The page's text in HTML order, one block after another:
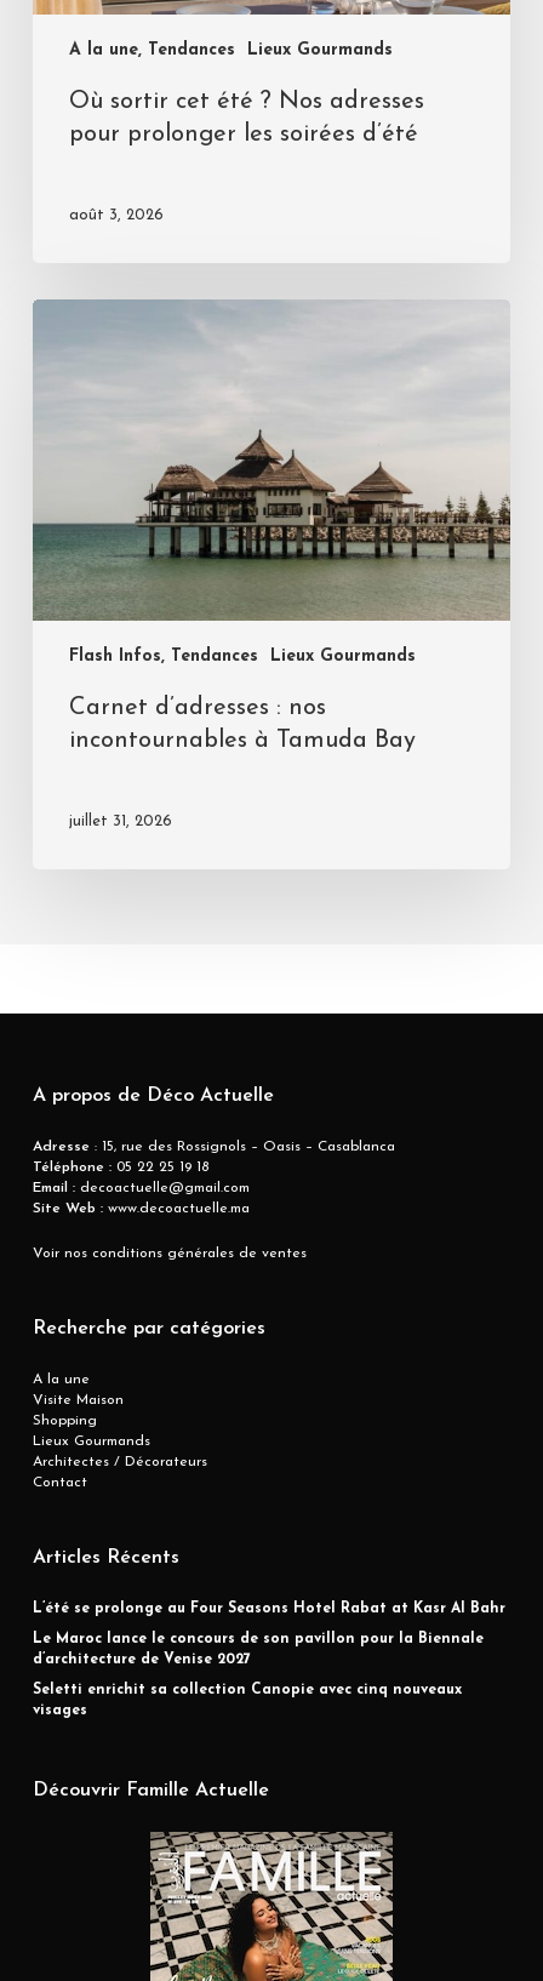
A la une, Tendances Lieux Gourmands
Où sortir cet été ? Nos adresses
pour prolonger les soirées d’été
août 3, 2026
Flash Infos, Tendances Lieux Gourmands
Carnet d’adresses : nos
incontournables à Tamuda Bay
juillet 31, 2026
A propos de Déco Actuelle
Adresse : 15, rue des Rossignols – Oasis – Casablanca
Téléphone :05 22 25 19 18
Email :decoactuelle@gmail.com
Site Web :www.decoactuelle.ma
Voir nos conditions générales de ventes
Recherche par catégories
A la une
Visite Maison
Shopping
Lieux Gourmands
Architectes / Décorateurs
Contact
Articles Récents
L’été se prolonge au Four Seasons Hotel Rabat at Kasr Al Bahr
Le Maroc lance le concours de son pavillon pour la Biennale
d’architecture de Venise 2027
Seletti enrichit sa collection Canopie avec cinq nouveaux
visages
Découvrir Famille Actuelle